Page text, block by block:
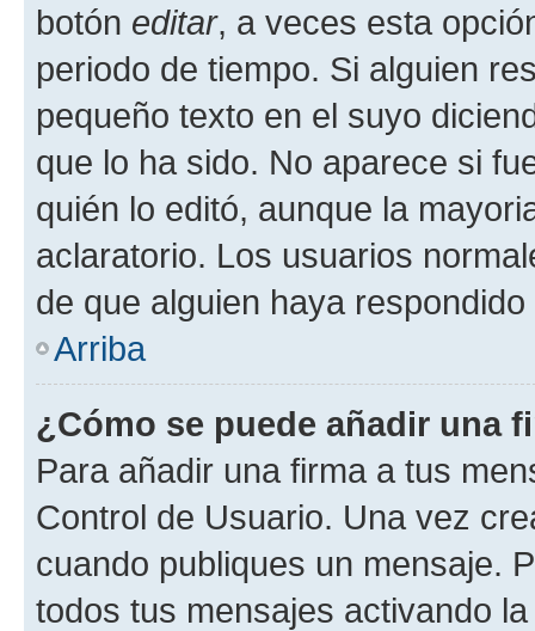
botón editar, a veces esta
periodo de tiempo. Si alguien
pequeño texto en el suyo
que lo ha sido. No aparece si
quién lo editó, aunque la
aclaratorio. Los usuarios
de que alguien haya
Arriba
¿Cómo se puede añadir una
Para añadir una firma a tus
Control de Usuario. Una vez
cuando publiques un mensaje.
todos tus mensajes activando